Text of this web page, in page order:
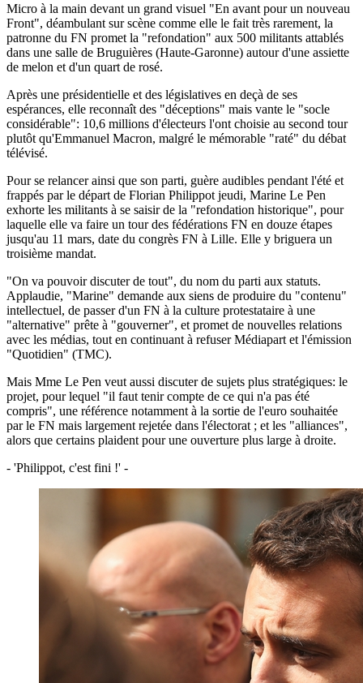
Micro à la main devant un grand visuel "En avant pour un nouveau
Front", déambulant sur scène comme elle le fait très rarement, la
patronne du FN promet la "refondation" aux 500 militants attablés
dans une salle de Bruguières (Haute-Garonne) autour d'une assiette
de melon et d'un quart de rosé.
Après une présidentielle et des législatives en deçà de ses
espérances, elle reconnaît des "déceptions" mais vante le "socle
considérable": 10,6 millions d'électeurs l'ont choisie au second tour
plutôt qu'Emmanuel Macron, malgré le mémorable "raté" du débat
télévisé.
Pour se relancer ainsi que son parti, guère audibles pendant l'été et
frappés par le départ de Florian Philippot jeudi, Marine Le Pen
exhorte les militants à se saisir de la "refondation historique", pour
laquelle elle va faire un tour des fédérations FN en douze étapes
jusqu'au 11 mars, date du congrès FN à Lille. Elle y briguera un
troisième mandat.
"On va pouvoir discuter de tout", du nom du parti aux statuts.
Applaudie, "Marine" demande aux siens de produire du "contenu"
intellectuel, de passer d'un FN à la culture protestataire à une
"alternative" prête à "gouverner", et promet de nouvelles relations
avec les médias, tout en continuant à refuser Médiapart et l'émission
"Quotidien" (TMC).
Mais Mme Le Pen veut aussi discuter de sujets plus stratégiques: le
projet, pour lequel "il faut tenir compte de ce qui n'a pas été
compris", une référence notamment à la sortie de l'euro souhaitée
par le FN mais largement rejetée dans l'électorat ; et les "alliances",
alors que certains plaident pour une ouverture plus large à droite.
- 'Philippot, c'est fini !' -